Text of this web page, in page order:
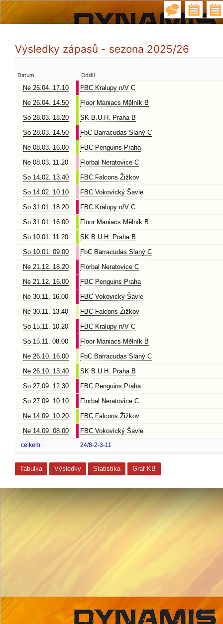
Výsledky zápasů - sezona 2025/26
Datum Oddíl
Ne 26.04. 17.10
FBC Kralupy n/V C
Ne 26.04. 14.50
Floor Maniacs Mělník B
So 28.03. 18.20
SK B.U.H. Praha B
So 28.03. 14.50
FbC Barracudas Slaný C
Ne 08.03. 16.00
FBC Penguins Praha
Ne 08.03. 11.20
Florbal Neratovice C
So 14.02. 13.40
FBC Falcons Žižkov
So 14.02. 10.10
FBC Vokovický Šavle
So 31.01. 18.20
FBC Kralupy n/V C
So 31.01. 16.00
Floor Maniacs Mělník B
So 10.01. 11.20
SK B.U.H. Praha B
So 10.01. 09.00
FbC Barracudas Slaný C
Ne 21.12. 18.20
Florbal Neratovice C
Ne 21.12. 16.00
FBC Penguins Praha
Ne 30.11. 16.00
FBC Vokovický Šavle
Ne 30.11. 13.40
FBC Falcons Žižkov
So 15.11. 10.20
FBC Kralupy n/V C
So 15.11. 08.00
Floor Maniacs Mělník B
Ne 26.10. 16.00
FbC Barracudas Slaný C
Ne 26.10. 13.40
SK B.U.H. Praha B
So 27.09. 12.30
FBC Penguins Praha
So 27.09. 10.10
Florbal Neratovice C
Ne 14.09. 10.20
FBC Falcons Žižkov
Ne 14.09. 08.00
FBC Vokovický Šavle
celkem: 24/8-2-3-11
Tabulka Výsledky Statistika Graf KB